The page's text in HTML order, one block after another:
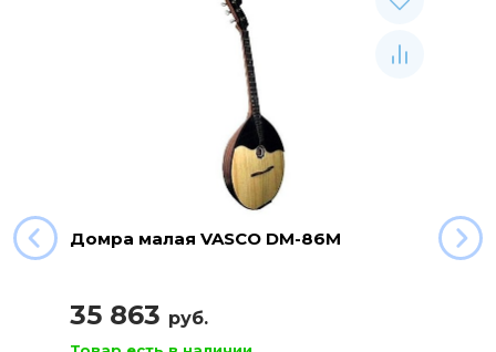
Домра малая VASCO DM-86M
35 863 руб.